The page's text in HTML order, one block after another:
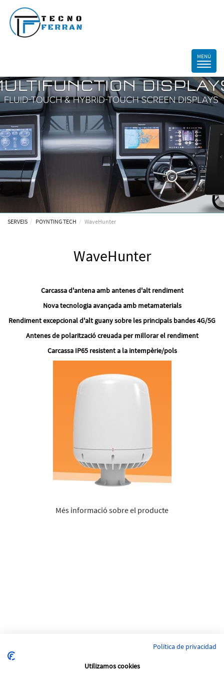
SERVEIS POYNTING TECH WaveHunter
WaveHunter
Carcassa d'antena amb antenes d'alt rendiment
Nova tecnologia avançada amb metamaterials
Rendiment excepcional d'alt guany sobre les principals bandes 4G/5G
Antenes de polarització creuada per millorar el rendiment
Carcassa IP65 resistent a la intempèrie/pols
Més informació sobre el producte
Política de privacidad
Utilizamos cookies